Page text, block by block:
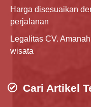
Harga disesuaikan
perjalanan
Legalitas CV.
wisata
Cari Artikel